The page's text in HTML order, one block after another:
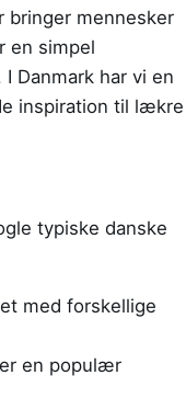
bringer mennesker
en simpel
Danmark har vi en
inspiration til lækre
typiske danske
med forskellige
en populær